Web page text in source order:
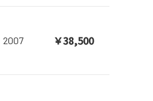
2007 ￥38,500